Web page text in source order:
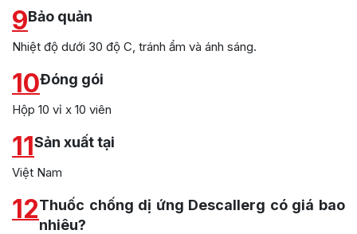
9Bảo quản
Nhiệt độ dưới 30 độ C, tránh ẩm và ánh sáng.
10Đóng gói
Hộp 10 vỉ x 10 viên
11Sản xuất tại
Việt Nam
12Thuốc chống dị ứng Descallerg có giá bao
nhiêu?